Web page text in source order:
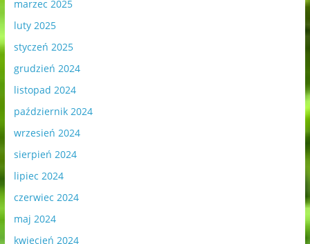
marzec 2025
luty 2025
styczeń 2025
grudzień 2024
listopad 2024
październik 2024
wrzesień 2024
sierpień 2024
lipiec 2024
czerwiec 2024
maj 2024
kwiecień 2024